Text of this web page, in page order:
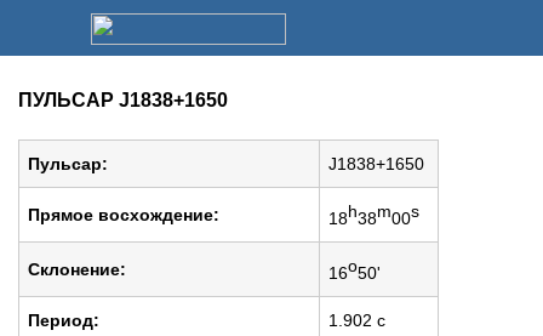
ПУЛЬСАР J1838+1650
Пульсар: J1838+1650
Прямое восхождение: 18h38m00s
Cклонение: 16o50'
Период: 1.902 c